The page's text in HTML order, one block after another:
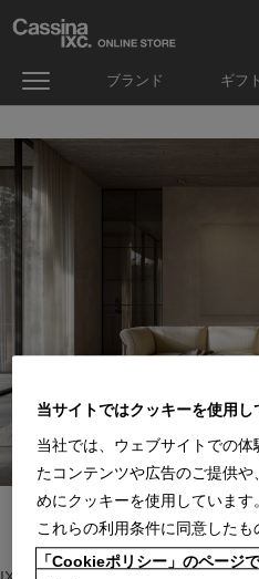
ブランド ギフト
当サイトではクッキーを使用し
当社では、ウェブサイトでの
たコンテンツや広告のご提供
めにクッキーを使用していま
これらの利用条件に同意したも
「Cookieポリシー」のページ